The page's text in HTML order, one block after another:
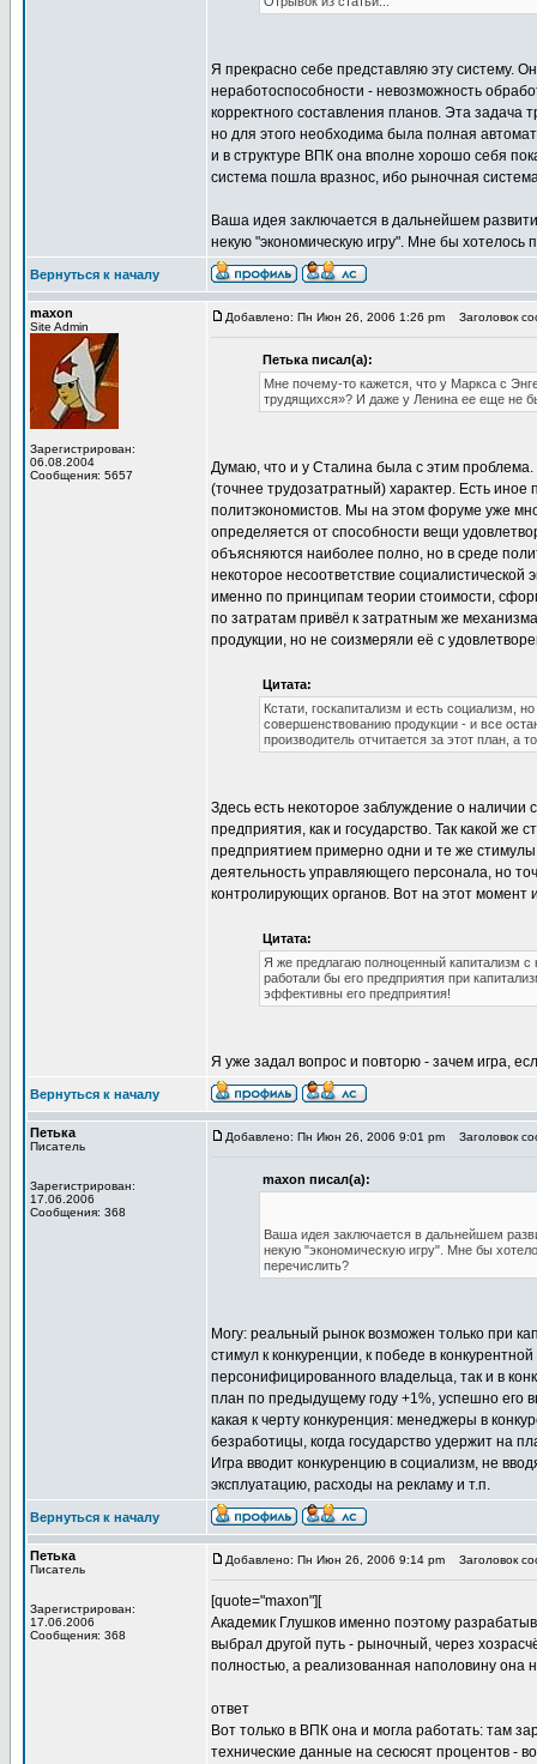
Я прекрасно себе представляю эту систему.
неработоспособности - невозможность
корректного составления планов. Эта
но для этого необходима была полная
и в структуре ВПК она вполне хорошо себя
система пошла вразнос, ибо рыночная
Ваша идея заключается в дальнейшем
некую "экономическую игру". Мне бы
Вернуться к началу
maxon
Site Admin
Зарегистрирован:
06.08.2004
Сообщения: 5657
Добавлено: Пн Июн 26, 2006 1:26 pm Заголовок
Петька писал(а):
Мне почему-то кажется, что у Маркса с
трудящихся»? И даже у Ленина ее еще не
Думаю, что и у Сталина была с этим
(точнее трудозатратный) характер. Есть иное
политэкономистов. Мы на этом форуме уже
определяется от способности вещи
объясняются наиболее полно, но в среде
некоторое несоответствие
именно по принципам теории стоимости,
по затратам привёл к затратным же
продукции, но не соизмеряли её с
Цитата:
Кстати, госкапитализм и есть социализм,
совершенствованию продукции - и все
производитель отчитается за этот план, а
Здесь есть некоторое заблуждение о
предприятия, как и государство. Так какой же
предприятием примерно одни и те же
деятельность управляющего персонала, но
контролирующих органов. Вот на этот
Цитата:
Я же предлагаю полноценный капитализм с
работали бы его предприятия при
эффективны его предприятия!
Я уже задал вопрос и повторю - зачем игра,
Вернуться к началу
Петька
Писатель
Зарегистрирован:
17.06.2006
Сообщения: 368
Добавлено: Пн Июн 26, 2006 9:01 pm Заголовок
maxon писал(а):
Ваша идея заключается в дальнейшем
некую "экономическую игру". Мне бы
перечислить?
Могу: реальный рынок возможен только при
стимул к конкуренции, к победе в
персонифицированного владельца, так и в
план по предыдущему году +1%, успешно его
какая к черту конкуренция: менеджеры в
безработицы, когда государство удержит на
Игра вводит конкуренцию в социализм, не
эксплуатацию, расходы на рекламу и т.п.
Вернуться к началу
Петька
Писатель
Зарегистрирован:
17.06.2006
Сообщения: 368
Добавлено: Пн Июн 26, 2006 9:14 pm Заголовок
[quote="maxon"][
Академик Глушков именно поэтому
выбрал другой путь - рыночный, через
полностью, а реализованная наполовину она
ответ
Вот только в ВПК она и могла работать: там
технические данные на сесюсят процентов -